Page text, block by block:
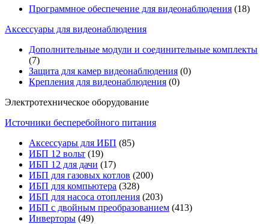
Программное обеспечение для видеонаблюдения (18)
Аксессуары для видеонаблюдения
Дополнительные модули и соединительные комплекты
(7)
Защита для камер видеонаблюдения (0)
Крепления для видеонаблюдения (0)
Электротехническое оборудование
Источники бесперебойного питания
Аксессуары для ИБП (85)
ИБП 12 вольт (19)
ИБП 12 для дачи (17)
ИБП для газовых котлов (200)
ИБП для компьютера (328)
ИБП для насоса отопления (203)
ИБП с двойным преобразованием (413)
Инверторы (49)